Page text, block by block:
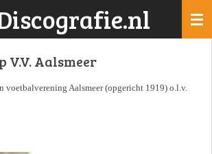
V.V. Aalsmeer
voetbalverening Aalsmeer (opgericht 1919) o.l.v.